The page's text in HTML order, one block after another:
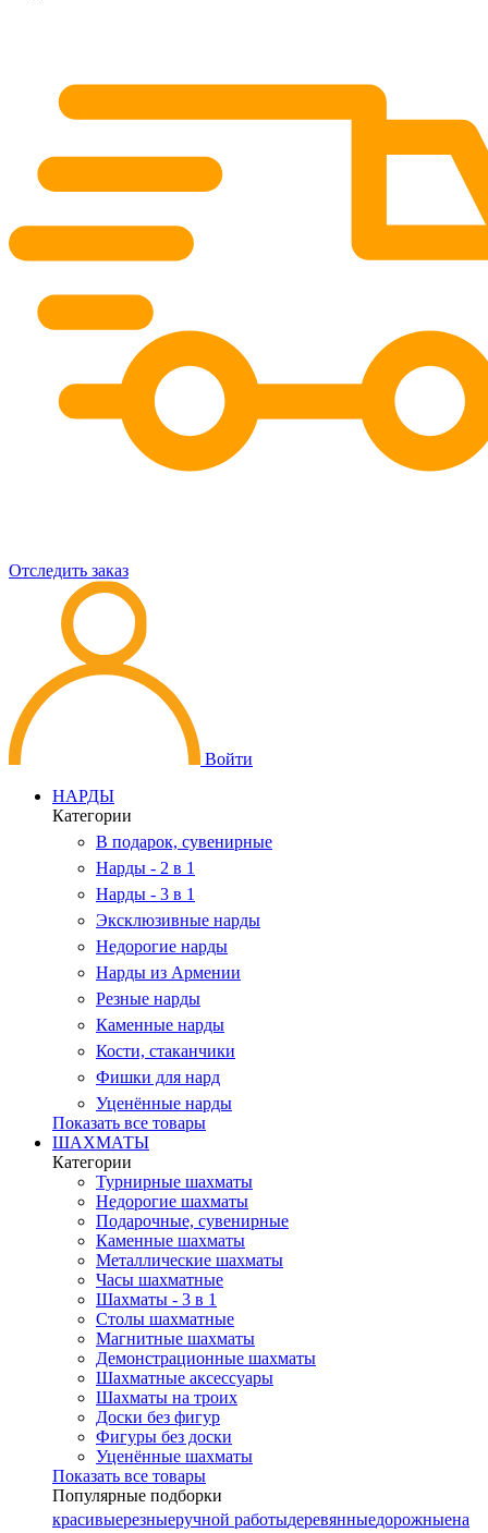
Отследить заказ
Войти
НАРДЫ
Категории
В подарок, сувенирные
Нарды - 2 в 1
Нарды - 3 в 1
Эксклюзивные нарды
Недорогие нарды
Нарды из Армении
Резные нарды
Каменные нарды
Кости, стаканчики
Фишки для нард
Уценённые нарды
Показать все товары
ШАХМАТЫ
Категории
Турнирные шахматы
Недорогие шахматы
Подарочные, сувенирные
Каменные шахматы
Металлические шахматы
Часы шахматные
Шахматы - 3 в 1
Столы шахматные
Магнитные шахматы
Демонстрационные шахматы
Шахматные аксессуары
Шахматы на троих
Доски без фигур
Фигуры без доски
Уценённые шахматы
Показать все товары
Популярные подборки
красивыерезныеручной работыдеревянныедорожныена